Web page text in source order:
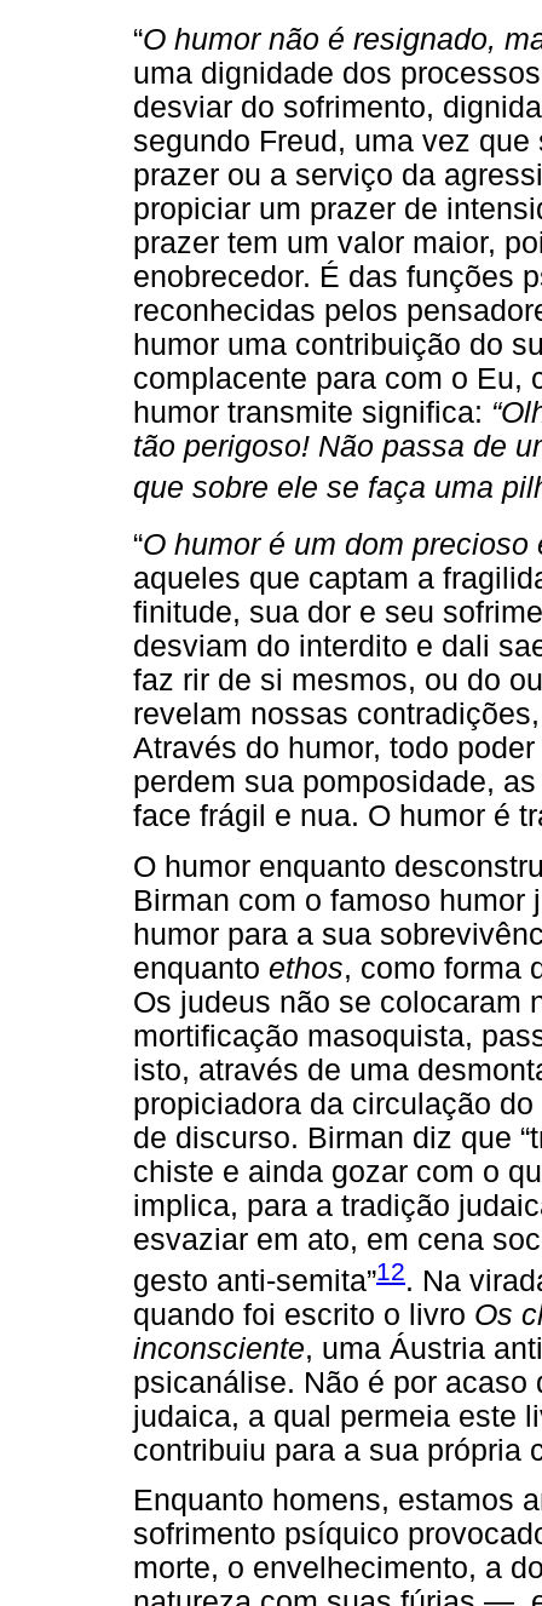
“O humor não é resignado,
uma dignidade dos
desviar do sofrimento,
segundo Freud, uma vez
prazer ou a serviço da
propiciar um prazer de
prazer tem um valor maior,
enobrecedor. É das funções
reconhecidas pelos
humor uma contribuição do
complacente para com o Eu,
humor transmite significa:
tão perigoso! Não passa de
que sobre ele se faça uma
“O humor é um dom precioso
aqueles que captam a
finitude, sua dor e seu
desviam do interdito e dali
faz rir de si mesmos, ou do
revelam nossas
Através do humor, todo
perdem sua pomposidade,
face frágil e nua. O humor é
O humor enquanto
Birman com o famoso
humor para a sua
enquanto ethos, como forma
Os judeus não se colocaram
mortificação masoquista,
isto, através de uma
propiciadora da circulação
de discurso. Birman diz que
chiste e ainda gozar com o
implica, para a tradição
esvaziar em ato, em cena
gesto anti-semita”12. Na
quando foi escrito o livro Os
inconsciente, uma Áustria
psicanálise. Não é por
judaica, a qual permeia este
contribuiu para a sua própria
Enquanto homens, estamos
sofrimento psíquico
morte, o envelhecimento, a